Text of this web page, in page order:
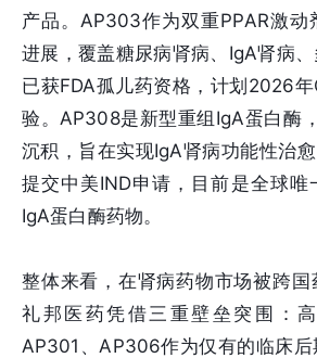
产品。AP303作为双重PPAR激动
进展，覆盖糖尿病肾病、IgA肾病、
已获FDA孤儿药资格，计划2026
验。AP308是新型重组IgA蛋白酶
沉积，旨在实现IgA肾病功能性治
提交中美IND申请，目前是全球唯
IgA蛋白酶药物。
整体来看，在肾病药物市场被跨国
礼邦医药凭借三重壁垒突围：
AP301、AP306作为仅有的临床后